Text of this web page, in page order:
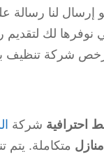
إرسال لنا رسالة
نوفرها لك
شركة
احترافية شركة
متكاملة.